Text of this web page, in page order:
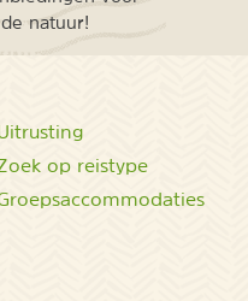
natuur!
op reistype